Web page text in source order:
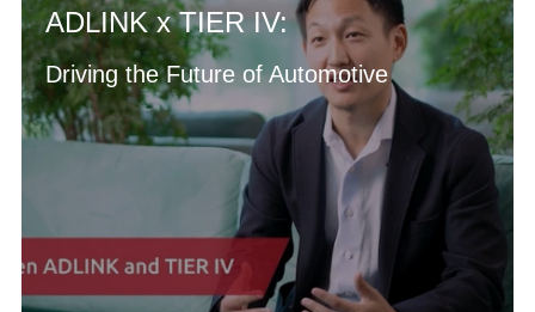
ADLINK x TIER IV:
Driving the Future of Automotive